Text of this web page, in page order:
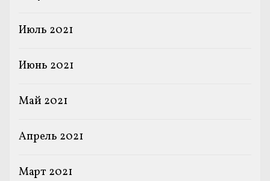
Июль 2021
Июнь 2021
Май 2021
Апрель 2021
Март 2021